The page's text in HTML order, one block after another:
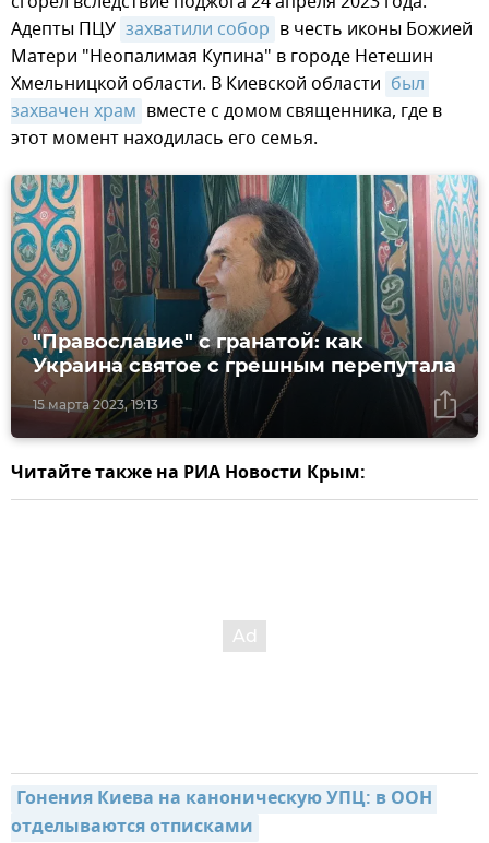
Адепты ПЦУ захватили собор в честь иконы Божией
Матери "Неопалимая Купина" в городе Нетешин
Хмельницкой области. В Киевской области был
захвачен храм вместе с домом священника, где в
этот момент находилась его семья.
15 марта 2023, 19:13
"Православие" с гранатой: как
Украина святое с грешным перепутала
Читайте также на РИА Новости Крым:
Гонения Киева на каноническую УПЦ: в ООН
отделываются отписками